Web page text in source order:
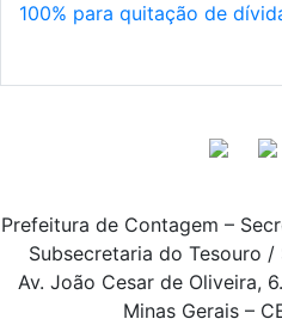
100% para quitação de
Prefeitura de Contagem –
Subsecretaria do Tesouro
Av. João Cesar de Oliveira,
Minas Gerais –